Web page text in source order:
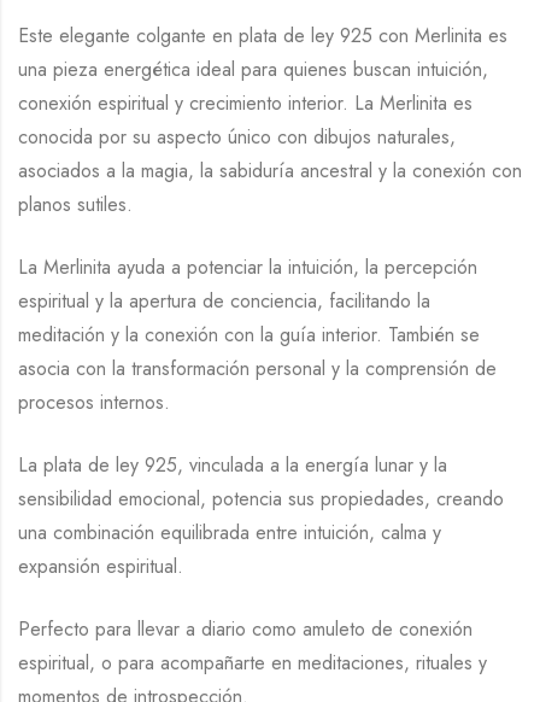
Este elegante colgante en plata de ley 925 con Merlinita es
una pieza energética ideal para quienes buscan intuición,
conexión espiritual y crecimiento interior. La Merlinita es
conocida por su aspecto único con dibujos naturales,
asociados a la magia, la sabiduría ancestral y la conexión con
planos sutiles.
La Merlinita ayuda a potenciar la intuición, la percepción
espiritual y la apertura de conciencia, facilitando la
meditación y la conexión con la guía interior. También se
asocia con la transformación personal y la comprensión de
procesos internos.
La plata de ley 925, vinculada a la energía lunar y la
sensibilidad emocional, potencia sus propiedades, creando
una combinación equilibrada entre intuición, calma y
expansión espiritual.
Perfecto para llevar a diario como amuleto de conexión
espiritual, o para acompañarte en meditaciones, rituales y